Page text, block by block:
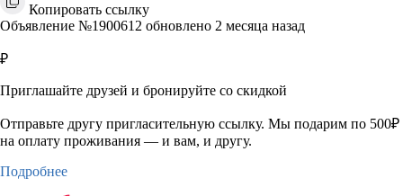
Копировать ссылку
Объявление №1900612 обновлено 2 месяца назад
₽
Приглашайте друзей и бронируйте со скидкой
Отправьте другу пригласительную ссылку. Мы подарим по 500₽
на оплату проживания — и вам, и другу.
Подробнее